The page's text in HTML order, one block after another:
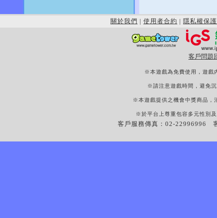
關於我們 | 使用者合約 | 隱私權保護
客戶問題
※本遊戲為免費使用，遊戲
※請注意遊戲時間，避免
※本遊戲提供之機會中獎商品，
※於平台上尊重包容多元性別
客戶服務傳真：02-22996996